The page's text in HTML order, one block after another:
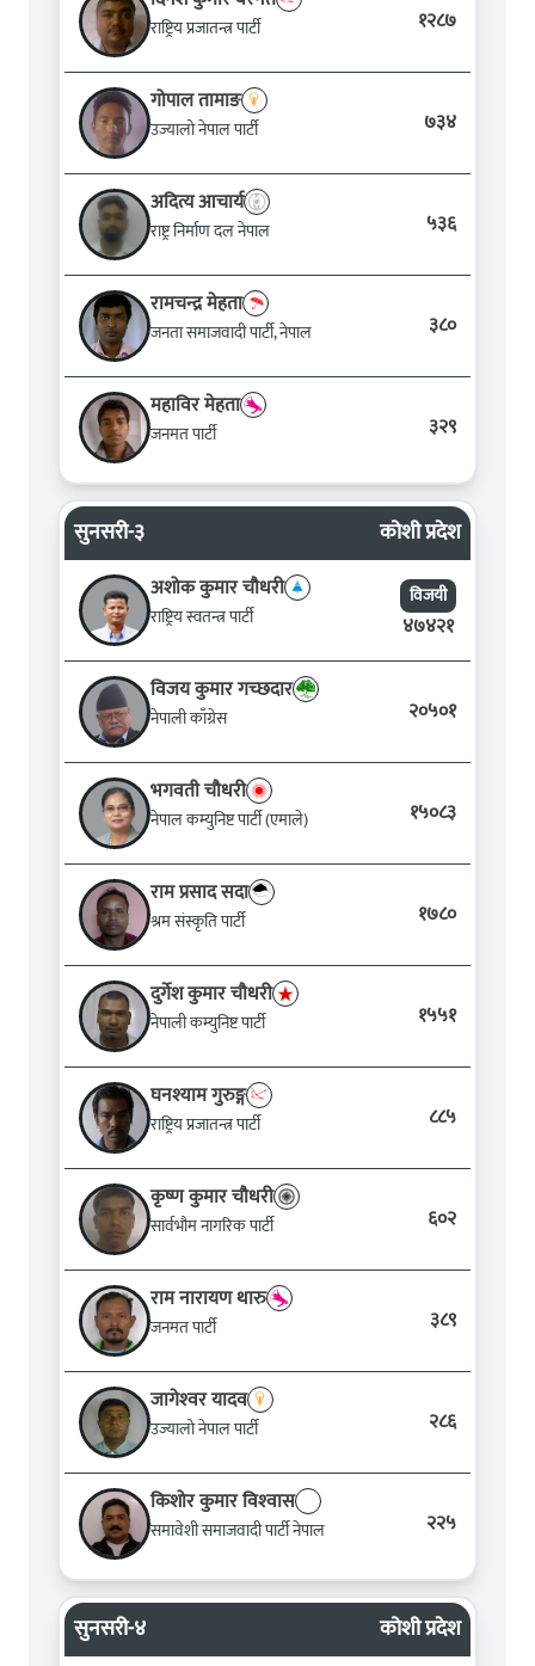
राष्ट्रिय प्रजातन्त्र पार्टी १२८७
गोपाल तामाङ
उज्यालो नेपाल पार्टी ७३४
अदित्य आचार्य
राष्ट्र निर्माण दल नेपाल ५३६
रामचन्द्र मेहता
जनता समाजवादी पार्टी, नेपाल ३८०
महाविर मेहता
जनमत पार्टी ३२९
सुनसरी-३ कोशी प्रदेश
अशोक कुमार चौधरी
राष्ट्रिय स्वतन्त्र पार्टी
विजयी
४७४२१
विजय कुमार गच्‍छदार
नेपाली काँग्रेस २०५०१
भगवती चौधरी
नेपाल कम्युनिष्ट पार्टी (एमाले) १५०८३
राम प्रसाद सदा
श्रम संस्कृति पार्टी १७८०
दुर्गेश कुमार चौधरी
नेपाली कम्युनिष्ट पार्टी १५५१
घनश्याम गुरुङ्ग
राष्ट्रिय प्रजातन्त्र पार्टी ८८५
कृष्ण कुमार चौधरी
सार्वभौम नागरिक पार्टी ६०२
राम नारायण थारु
जनमत पार्टी ३८९
जागेश्‍वर यादव
उज्यालो नेपाल पार्टी २८६
किशोर कुमार विश्‍वास
समावेशी समाजवादी पार्टी नेपाल २२५
सुनसरी-४ कोशी प्रदेश